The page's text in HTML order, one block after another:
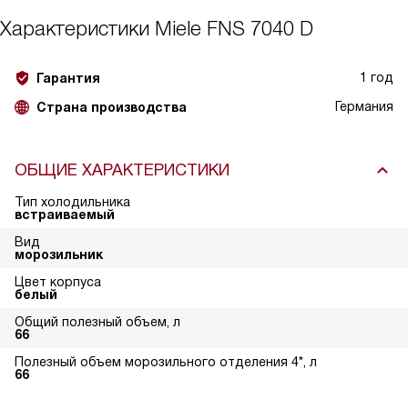
Характеристики Miele FNS 7040 D
Гарантия 1 год
Страна производства Германия
ОБЩИЕ ХАРАКТЕРИСТИКИ
Тип холодильника
встраиваемый
Вид
морозильник
Цвет корпуса
белый
Общий полезный объем, л
66
Полезный объем морозильного отделения 4*, л
66